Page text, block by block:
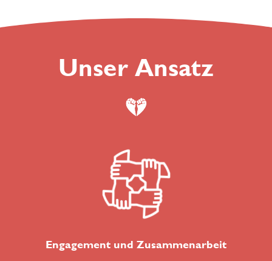
Unser Ansatz
Engagement und Zusammenarbeit